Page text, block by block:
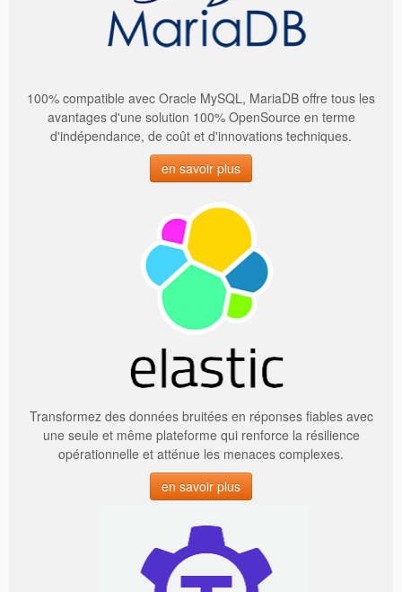
100% compatible avec Oracle MySQL, MariaDB offre tous les
avantages d'une solution 100% OpenSource en terme
d'indépendance, de coût et d'innovations techniques.
en savoir plus
Transformez des données bruitées en réponses fiables avec
une seule et même plateforme qui renforce la résilience
opérationnelle et atténue les menaces complexes.
en savoir plus